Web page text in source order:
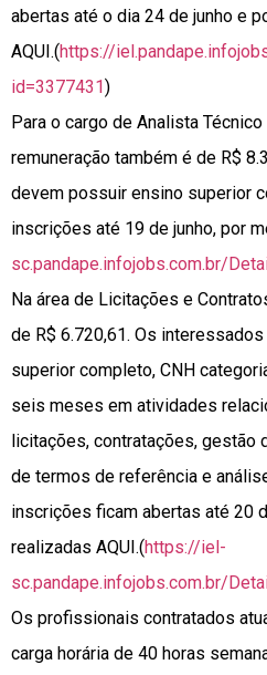
abertas até o dia 24 de junho e
AQUI.(https://
id=3377431)
Para o cargo de Analista
remuneração também é de R$
devem possuir ensino superior
inscrições até 19 de junho, por
sc.pandape.infojobs.com.br/
Na área de Licitações e
de R$ 6.720,61. Os
superior completo, CNH
seis meses em atividades
licitações, contratações, gestão
de termos de referência e
inscrições ficam abertas até 20
realizadas AQUI.(https://iel-
sc.pandape.infojobs.com.br/
Os profissionais contratados
carga horária de 40 horas